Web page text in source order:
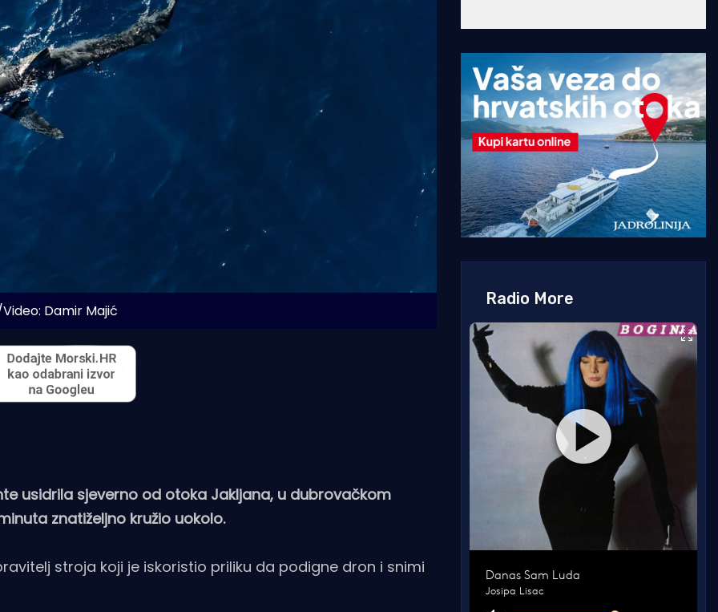
Damir Majić
usidrila sjeverno od otoka Jakljana, u dubrovačkom
znatiželjno kružio uokolo.
stroja koji je iskoristio priliku da podigne dron i snimi
Radio More